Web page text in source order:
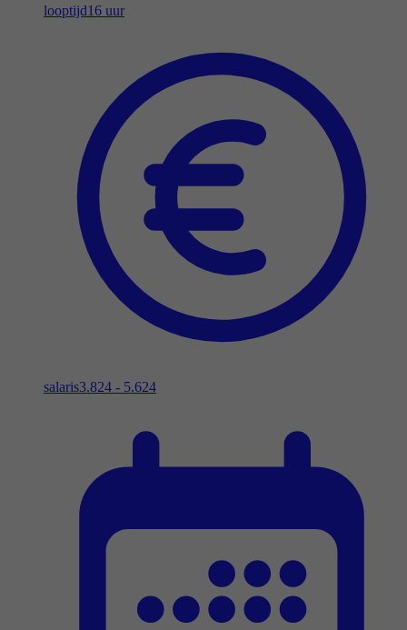
looptijd16 uur
salaris3.824 - 5.624